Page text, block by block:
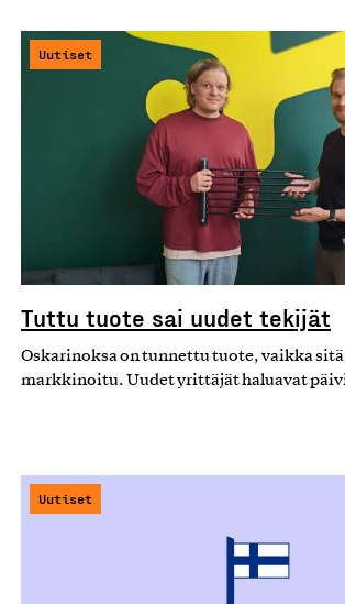
Uutiset
Tuttu tuote sai uudet tekijät
Oskarinoksa on tunnettu tuote, vaikka
markkinoitu. Uudet yrittäjät haluavat
Uutiset